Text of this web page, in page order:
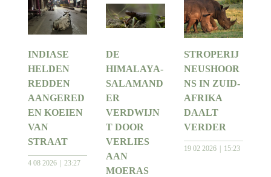
INDIASE
HELDEN
REDDEN
AANGERED
EN KOEIEN
VAN
STRAAT
4 08 2026 23:27
DE
HIMALAYA-
SALAMAND
ER
VERDWIJN
T DOOR
VERLIES
AAN
MOERAS
STROPERIJ
NEUSHOOR
NS IN ZUID-
AFRIKA
DAALT
VERDER
19 02 2026 15:23